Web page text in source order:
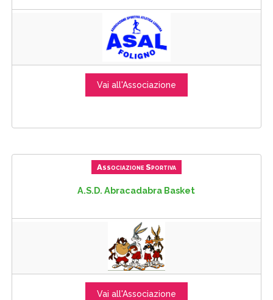
Vai all'Associazione
Associazione Sportiva
A.S.D. Abracadabra Basket
Vai all'Associazione